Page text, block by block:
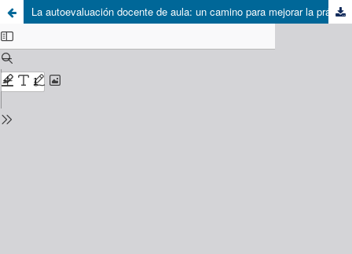
La autoevaluación docente de aula: un camino para mejorar la práctica educativa